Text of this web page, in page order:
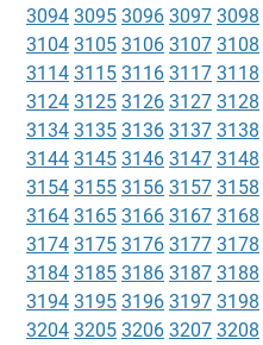
3094 3095 3096 3097 3098
3104 3105 3106 3107 3108
3114 3115 3116 3117 3118
3124 3125 3126 3127 3128
3134 3135 3136 3137 3138
3144 3145 3146 3147 3148
3154 3155 3156 3157 3158
3164 3165 3166 3167 3168
3174 3175 3176 3177 3178
3184 3185 3186 3187 3188
3194 3195 3196 3197 3198
3204 3205 3206 3207 3208